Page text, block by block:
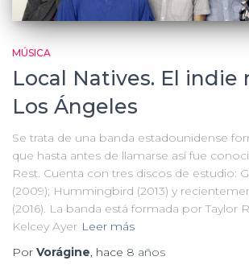
MÚSICA
Local Natives. El indie
Los Ángeles
Se trata de una banda estadounidense
que hasta antes de llamarse así fue
Rest. Cuenta con tres discos de estudio:
(2009); Hummingbird (2013) y
(2016). La banda está formada por Taylor
Kelcey Ayer Leer más
Por Vorágine, hace 8 años